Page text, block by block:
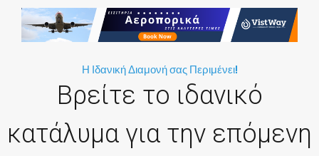
Η Ιδανική Διαμονή σας Περιμένει!
Βρείτε το ιδανικό
κατάλυμα για την επόμενη